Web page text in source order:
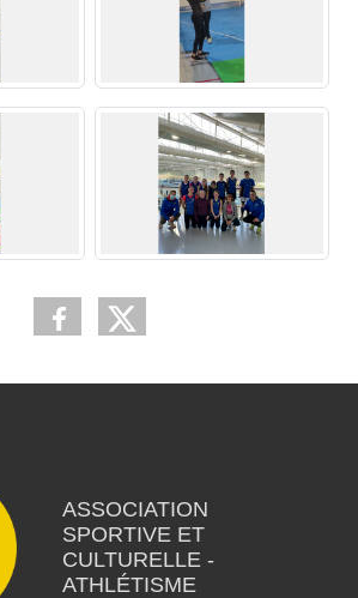
ASSOCIATION
SPORTIVE ET
CULTURELLE -
ATHLÉTISME